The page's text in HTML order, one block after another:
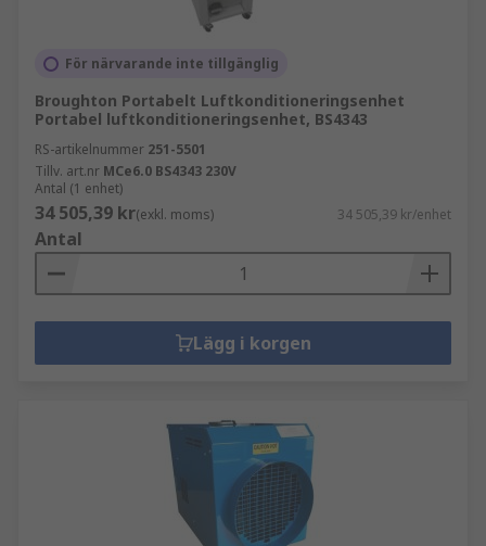
För närvarande inte tillgänglig
Broughton Portabelt Luftkonditioneringsenhet
Portabel luftkonditioneringsenhet, BS4343
RS-artikelnummer 251-5501
Tillv. art.nr MCe6.0 BS4343 230V
Antal (1 enhet)
34 505,39 kr(exkl. moms) 34 505,39 kr/enhet
Antal
Lägg i korgen